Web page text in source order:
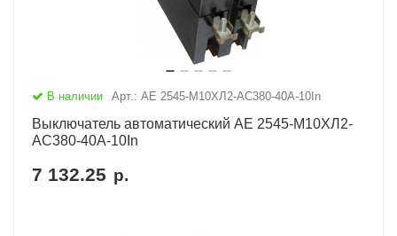
В наличии Арт.: АЕ 2545-М10ХЛ2-AC380-40А-10In
Выключатель автоматический АЕ 2545-М10ХЛ2-
AC380-40А-10In
7 132.25 р.